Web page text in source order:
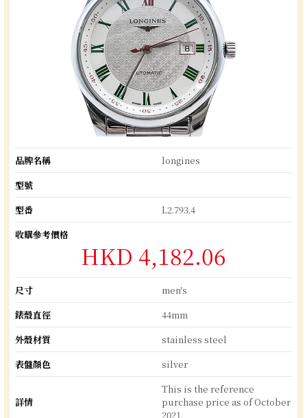
品牌名稱
longines
型號
型番
L2.793.4
收購參考價格
HKD 4,182.06
尺寸
men's
錶殼直徑
44mm
外殼材質
stainless steel
表盤顏色
silver
詳情
This is the reference
purchase price as of October
2021.